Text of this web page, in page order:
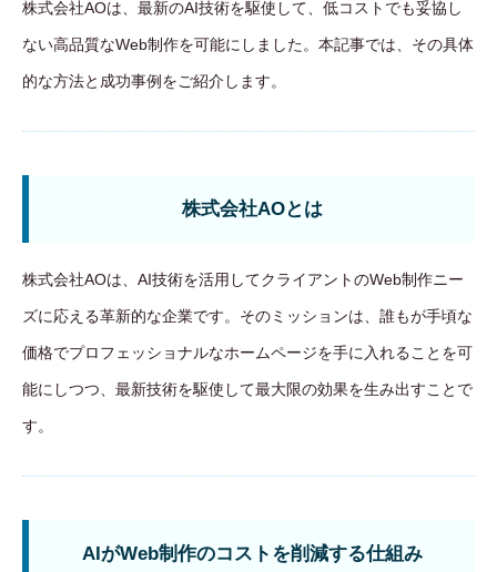
株式会社AOは、最新のAI技術を駆使して、低コストでも妥協し
ない高品質なWeb制作を可能にしました。本記事では、その具体
的な方法と成功事例をご紹介します。
株式会社AOとは
株式会社AOは、AI技術を活用してクライアントのWeb制作ニー
ズに応える革新的な企業です。そのミッションは、誰もが手頃な
価格でプロフェッショナルなホームページを手に入れることを可
能にしつつ、最新技術を駆使して最大限の効果を生み出すことで
す。
AIがWeb制作のコストを削減する仕組み